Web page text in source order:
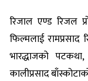
रिजाल एण्ड रिजल
फिल्मलाई रामप्रसाद
भारद्धाजको
कालीप्रसाद